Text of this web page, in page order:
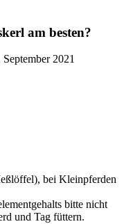
am besten?
2021
bei Kleinpferden
bitte nicht
und Tag füttern.